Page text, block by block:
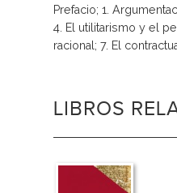
Prefacio; 1.
4. El utilitarismo y el
racional; 7. El
LIBROS